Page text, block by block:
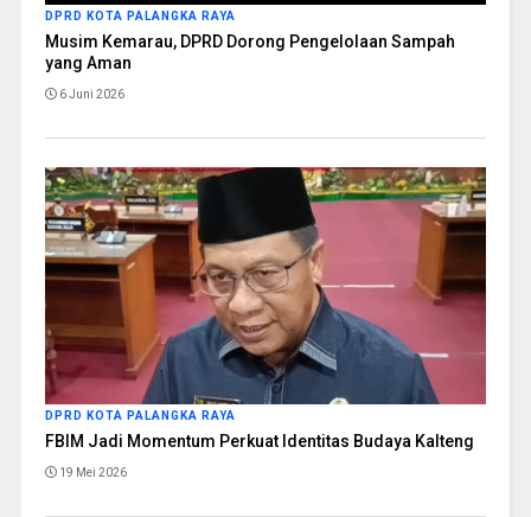
DPRD KOTA PALANGKA RAYA
Musim Kemarau, DPRD Dorong Pengelolaan Sampah
yang Aman
6 Juni 2026
DPRD KOTA PALANGKA RAYA
FBIM Jadi Momentum Perkuat Identitas Budaya Kalteng
19 Mei 2026